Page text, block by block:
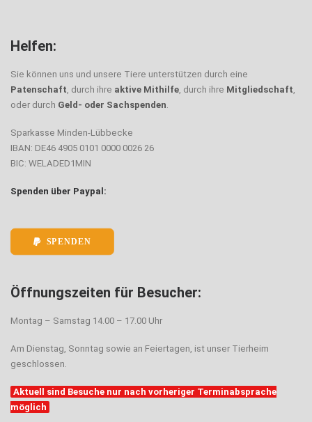
Helfen:
Sie können uns und unsere Tiere unterstützen durch eine
Patenschaft, durch ihre aktive Mithilfe, durch ihre Mitgliedschaft,
oder durch Geld- oder Sachspenden.
Sparkasse Minden-Lübbecke
IBAN: DE46 4905 0101 0000 0026 26
BIC: WELADED1MIN
Spenden über Paypal:
SPENDEN
Öffnungszeiten für Besucher:
Montag – Samstag 14.00 – 17.00 Uhr
Am Dienstag, Sonntag sowie an Feiertagen, ist unser Tierheim
geschlossen.
Aktuell sind Besuche nur nach vorheriger Terminabsprache
möglich